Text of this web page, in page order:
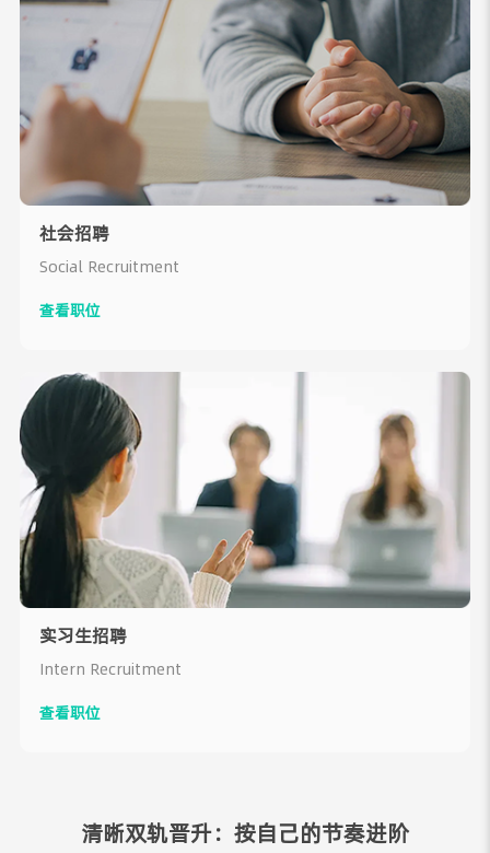
社会招聘
Social Recruitment
查看职位
实习生招聘
Intern Recruitment
查看职位
清晰双轨晋升：按自己的节奏进阶